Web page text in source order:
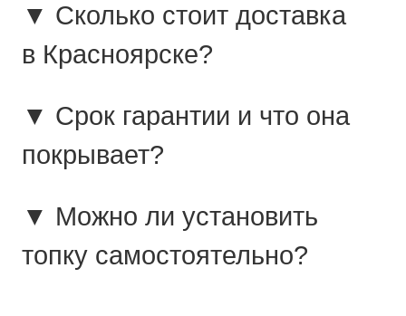
▼ Сколько стоит доставка
в Красноярске?
▼ Срок гарантии и что она
покрывает?
▼ Можно ли установить
топку самостоятельно?